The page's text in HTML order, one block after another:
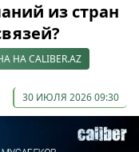
из стран
НА CALIBER.AZ
30 ИЮЛЯ 2026 09:30